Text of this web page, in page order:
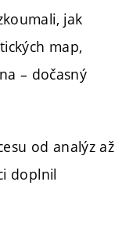
jak
map,
– dočasný
od analýz až
doplnil